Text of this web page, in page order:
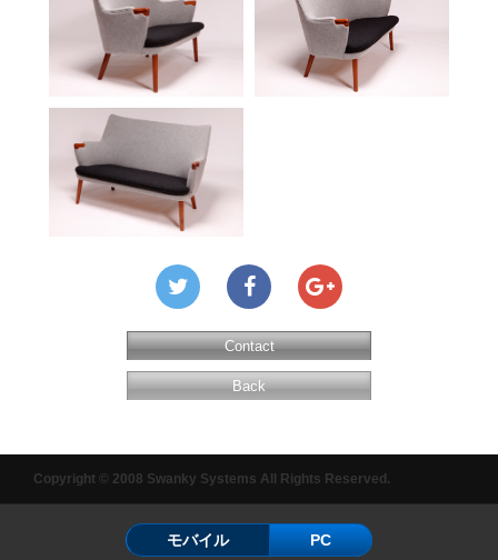
Contact
Back
Copyright © 2008 Swanky Systems All Rights Reserved.
モバイル PC